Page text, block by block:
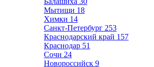
Мытищи 18
Химки 14
Санкт-Петербург 253
Краснодарский край 157
Краснодар 51
Сочи 24
Новороссийск 9